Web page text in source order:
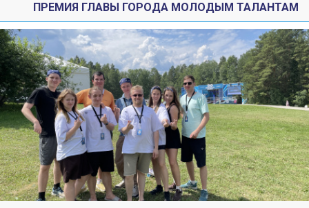
ПРЕМИЯ ГЛАВЫ ГОРОДА МОЛОДЫМ ТАЛАНТАМ